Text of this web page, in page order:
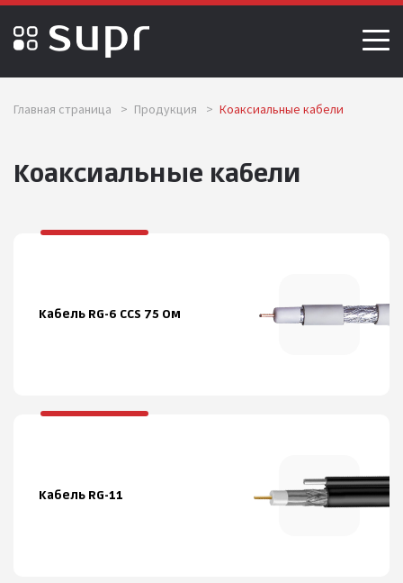
Главная страница > Продукция > Коаксиальные кабели
Коаксиальные кабели
Кабель RG-6 CCS 75 Ом
Кабель RG-11